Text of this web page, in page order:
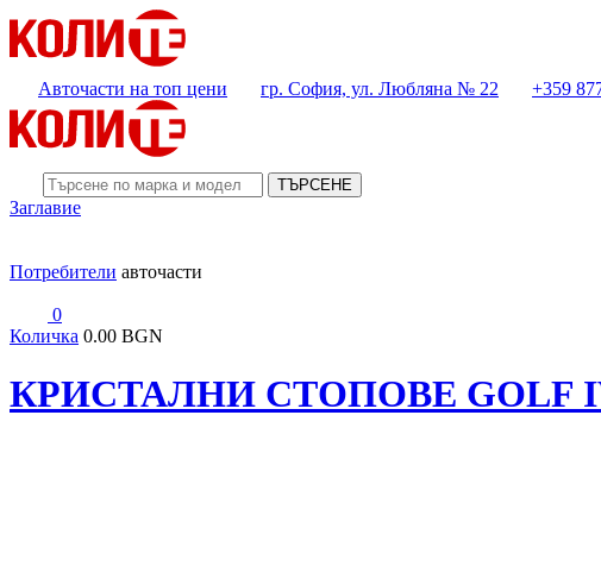
Авточасти на топ цени гр. София, ул. Любляна № 22 +359
ТЪРСЕНЕ
Заглавие
Потребители авточасти
0
Количка 0.00 BGN
КРИСТАЛНИ СТОПОВЕ GOLF